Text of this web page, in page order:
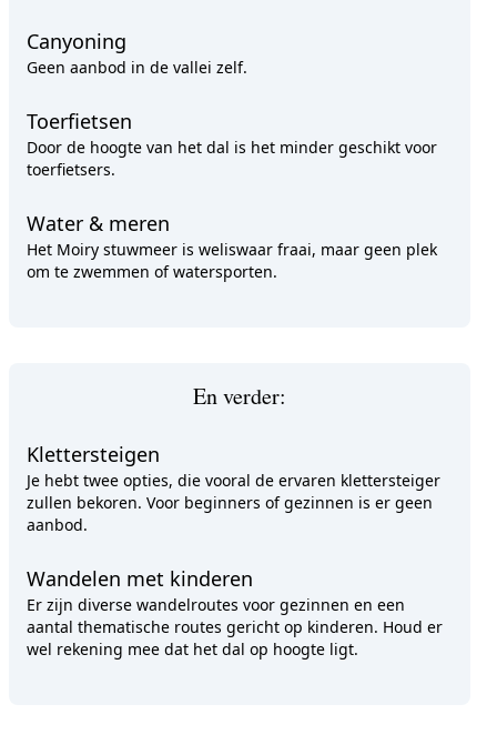
Canyoning
Geen aanbod in de vallei zelf.
Toerfietsen
Door de hoogte van het dal is het minder geschikt voor
toerfietsers.
Water & meren
Het Moiry stuwmeer is weliswaar fraai, maar geen plek
om te zwemmen of watersporten.
En verder:
Klettersteigen
Je hebt twee opties, die vooral de ervaren klettersteiger
zullen bekoren. Voor beginners of gezinnen is er geen
aanbod.
Wandelen met kinderen
Er zijn diverse wandelroutes voor gezinnen en een
aantal thematische routes gericht op kinderen. Houd er
wel rekening mee dat het dal op hoogte ligt.